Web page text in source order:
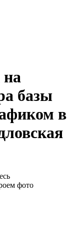
на
базы
в
фото